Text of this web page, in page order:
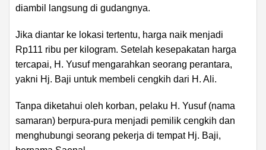
diambil langsung di gudangnya.
Jika diantar ke lokasi tertentu, harga naik menjadi
Rp111 ribu per kilogram. Setelah kesepakatan harga
tercapai, H. Yusuf mengarahkan seorang perantara,
yakni Hj. Baji untuk membeli cengkih dari H. Ali.
Tanpa diketahui oleh korban, pelaku H. Yusuf (nama
samaran) berpura-pura menjadi pemilik cengkih dan
menghubungi seorang pekerja di tempat Hj. Baji,